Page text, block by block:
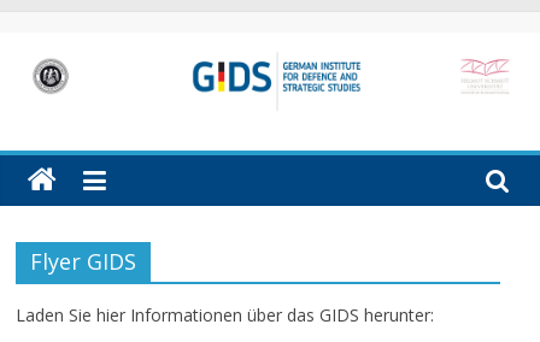
contentGIDS
German
Institute
Defence
and
Strategic
Flyer GIDS
Laden Sie hier Informationen über das GIDS herunter: